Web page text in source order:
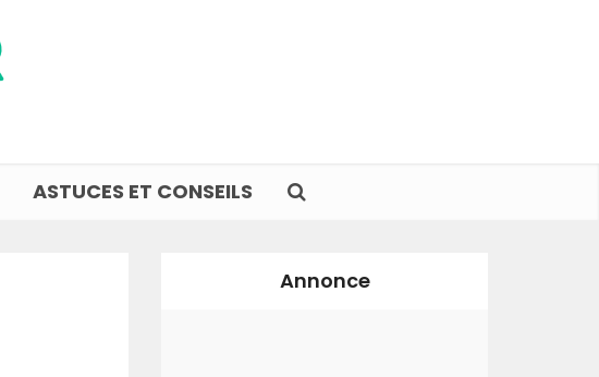
ASTUCES ET CONSEILS
Annonce